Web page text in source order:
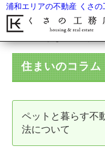
浦和エリアの不動産 くさの
住まいのコラム
ペットと暮らす不
法について